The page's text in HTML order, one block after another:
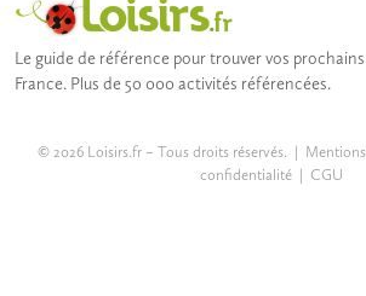
Le guide de référence pour trouver vos
France. Plus de 50 000 activités référencées.
© 2026 Loisirs.fr – Tous droits réservés. |
confidentialité | CGU